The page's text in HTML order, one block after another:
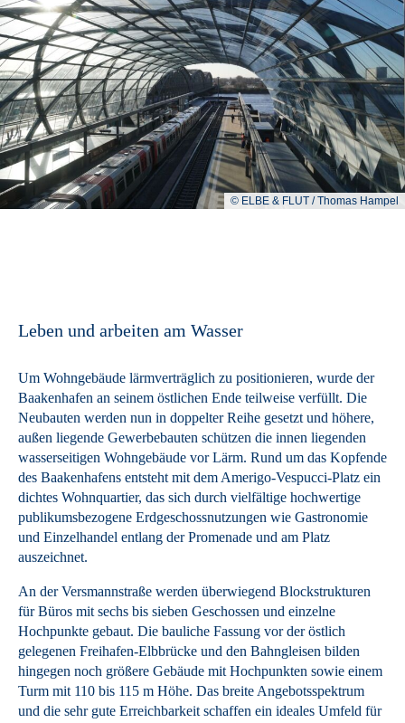
© ELBE & FLUT / Thomas Hampel
Leben und arbeiten am Wasser
Um Wohngebäude lärmverträglich zu positionieren, wurde der
Baakenhafen an seinem östlichen Ende teilweise verfüllt. Die
Neubauten werden nun in doppelter Reihe gesetzt und höhere,
außen liegende Gewerbebauten schützen die innen liegenden
wasserseitigen Wohngebäude vor Lärm. Rund um das Kopfende
des Baakenhafens entsteht mit dem Amerigo-Vespucci-Platz ein
dichtes Wohnquartier, das sich durch vielfältige hochwertige
publikumsbezogene Erdgeschossnutzungen wie Gastronomie
und Einzelhandel entlang der Promenade und am Platz
auszeichnet.
An der Versmannstraße werden überwiegend Blockstrukturen
für Büros mit sechs bis sieben Geschossen und einzelne
Hochpunkte gebaut. Die bauliche Fassung vor der östlich
gelegenen Freihafen-Elbbrücke und den Bahngleisen bilden
hingegen noch größere Gebäude mit Hochpunkten sowie einem
Turm mit 110 bis 115 m Höhe. Das breite Angebotsspektrum
und die sehr gute Erreichbarkeit schaffen ein ideales Umfeld für